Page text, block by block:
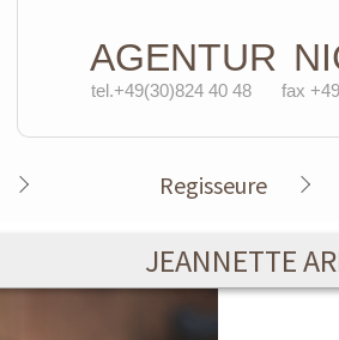
AGENTUR
tel.+49(30)824 40 48 fax
Regisseure
JEANNETTE